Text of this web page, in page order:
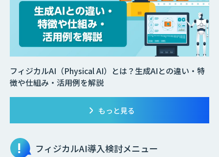
フィジカルAI（Physical AI）とは？生成AIとの違い・特
徴や仕組み・活用例を解説
もっと見る
フィジカルAI導入検討メニュー